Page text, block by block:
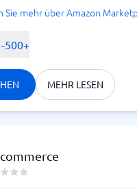
Sie mehr über Amazon
500+
MEHR LESEN